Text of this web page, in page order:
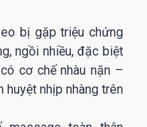
bị gặp triệu chứng
ngồi nhiều, đặc biệt
cơ chế nhàu nặn –
nhịp nhàng trên